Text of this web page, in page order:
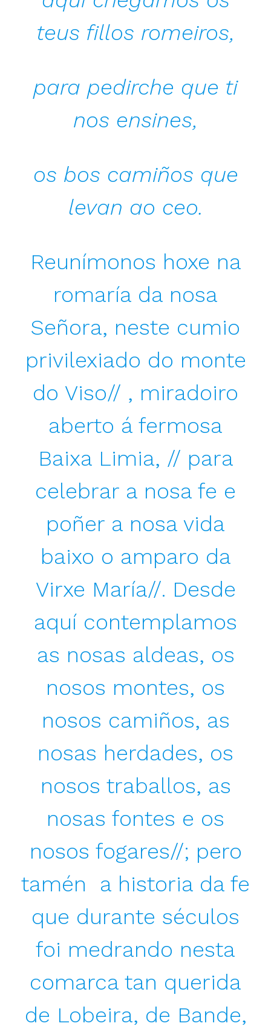
teus fillos romeiros,
para pedirche que ti
nos ensines,
os bos camiños que
levan ao ceo.
Reunímonos hoxe na
romaría da nosa
Señora, neste cumio
privilexiado do monte
do Viso// , miradoiro
aberto á fermosa
Baixa Limia, // para
celebrar a nosa fe e
poñer a nosa vida
baixo o amparo da
Virxe María//. Desde
aquí contemplamos
as nosas aldeas, os
nosos montes, os
nosos camiños, as
nosas herdades, os
nosos traballos, as
nosas fontes e os
nosos fogares//; pero
tamén a historia da fe
que durante séculos
foi medrando nesta
comarca tan querida
de Lobeira, de Bande,